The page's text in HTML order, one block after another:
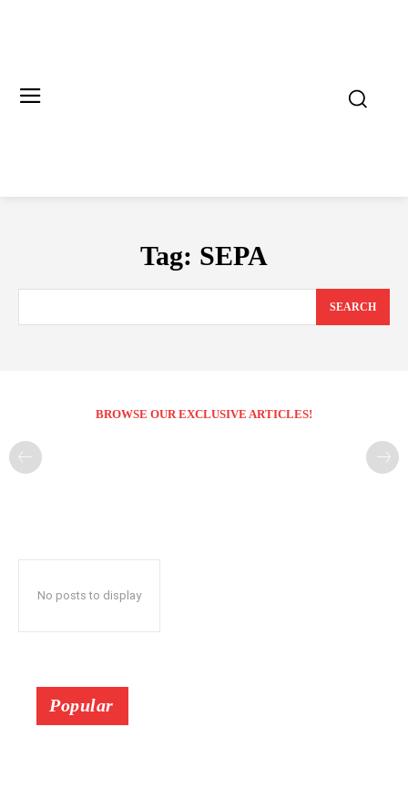
Tag: SEPA
SEARCH
BROWSE OUR EXCLUSIVE ARTICLES!
No posts to display
Popular